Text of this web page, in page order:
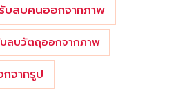
รับลบคนออกจากภาพ
ลบวัตถุออกจากภาพ
จากรูป